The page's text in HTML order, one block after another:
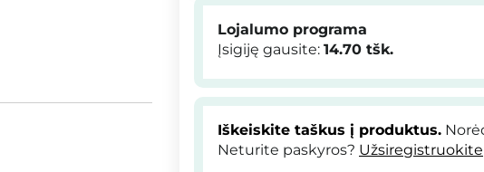
Lojalumo programa
Įsigiję gausite: 14.70 tšk.
Iškeiskite taškus į produktus.
Neturite paskyros? Užsiregistruokite